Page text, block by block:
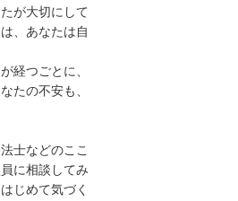
が大切にして
、あなたは自
経つごとに、
たの不安も、
士などのここ
に相談してみ
じめて気づく